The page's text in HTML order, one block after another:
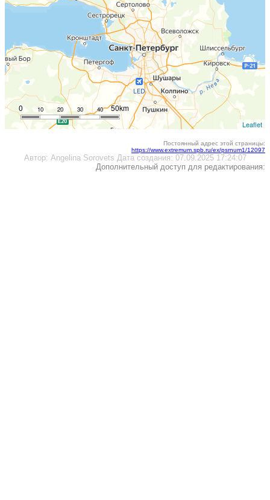
10
0 20 30 40 50km
Leaflet
Постоянный адрес этой страницы:
https://www.extremum.spb.ru/ex/psrnum1/12097
Автор: Angelina Sorovets Дата создания: 07.09.2025 17:24:07
Дополнительный доступ для редактирования: